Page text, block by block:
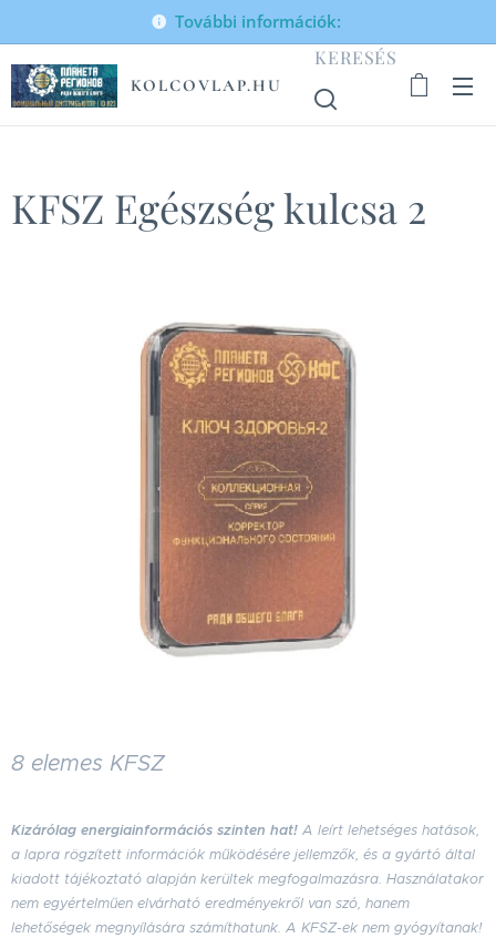
További információk:
KOLCOVLAP.HU
KERESÉS
KFSZ Egészség kulcsa 2
8 elemes KFSZ
Kizárólag energiainformációs szinten hat! A leírt lehetséges hatások,
a lapra rögzített információk működésére jellemzők, és a gyártó által
kiadott tájékoztató alapján kerültek megfogalmazásra. Használatakor
nem egyértelműen elvárható eredményekről van szó, hanem
lehetőségek megnyílására számíthatunk. A KFSZ-ek nem gyógyítanak!